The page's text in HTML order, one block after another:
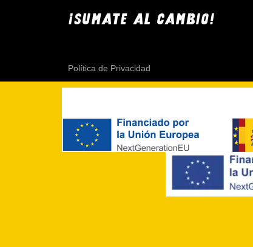
¡SUMATE AL CAMBIO!
Política de Privacidad